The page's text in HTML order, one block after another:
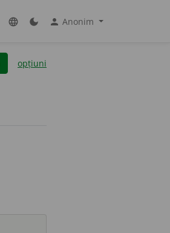
language dark_mode person Anonim
opțiuni